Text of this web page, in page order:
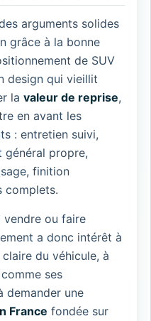
arguments solides
grâce à la bonne
de SUV
design qui vieillit
la valeur de reprise,
en avant les
: entretien suivi,
général propre,
finition
complets.
vendre ou faire
a donc intérêt à
du véhicule, à
ses
demander une
France fondée sur